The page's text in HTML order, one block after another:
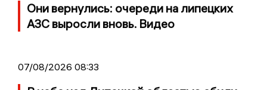
Они вернулись: очереди на липецких
АЗС выросли вновь. Видео
07/08/2026 08:33